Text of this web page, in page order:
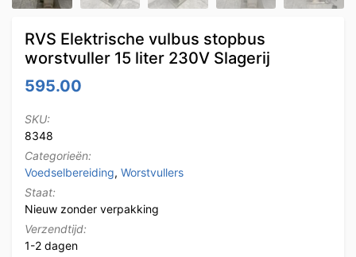
RVS Elektrische vulbus stopbus
worstvuller 15 liter 230V Slagerij
595.00
SKU:
8348
Categorieën:
Voedselbereiding, Worstvullers
Staat:
Nieuw zonder verpakking
Verzendtijd:
1-2 dagen